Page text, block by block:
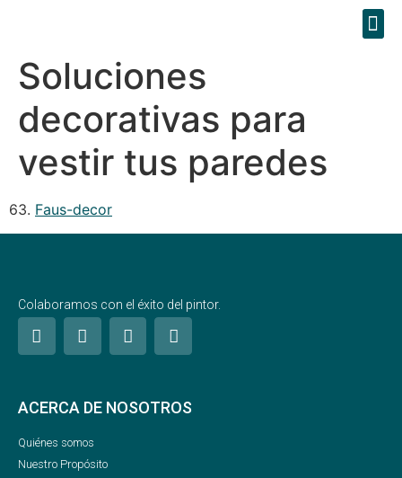
Soluciones
decorativas para
vestir tus paredes
63. Faus-decor
Colaboramos con el éxito del pintor.
ACERCA DE NOSOTROS
Quiénes somos
Nuestro Propósito